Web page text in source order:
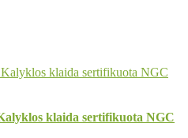
klaida sertifikuota NGC